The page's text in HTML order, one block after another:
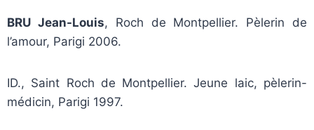
BRU Jean-Louis, Roch de Montpellier. Pèlerin de
l’amour, Parigi 2006.
ID., Saint Roch de Montpellier. Jeune laic, pèlerin-
médicin, Parigi 1997.